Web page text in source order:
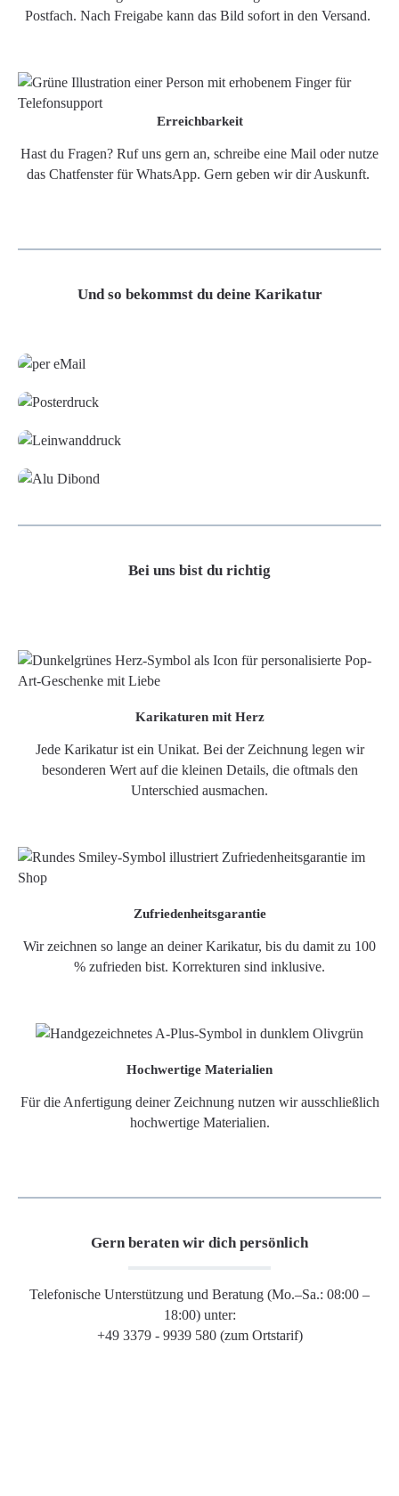
Postfach. Nach Freigabe kann das Bild sofort in den Versand.
Erreichbarkeit
Hast du Fragen? Ruf uns gern an, schreibe eine Mail oder nutze
das Chatfenster für WhatsApp. Gern geben wir dir Auskunft.
Und so bekommst du deine Karikatur
Bei uns bist du richtig
Karikaturen mit Herz
Jede Karikatur ist ein Unikat. Bei der Zeichnung legen wir
besonderen Wert auf die kleinen Details, die oftmals den
Unterschied ausmachen.
Zufriedenheitsgarantie
Wir zeichnen so lange an deiner Karikatur, bis du damit zu 100
% zufrieden bist. Korrekturen sind inklusive.
Hochwertige Materialien
Für die Anfertigung deiner Zeichnung nutzen wir ausschließlich
hochwertige Materialien.
Gern beraten wir dich persönlich
Telefonische Unterstützung und Beratung (Mo.–Sa.: 08:00 –
18:00) unter:
+49 3379 - 9939 580 (zum Ortstarif)